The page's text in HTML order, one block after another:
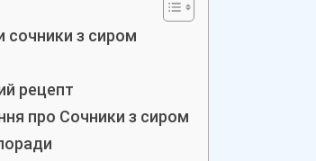
сочники з сиром
рецепт
про Сочники з сиром